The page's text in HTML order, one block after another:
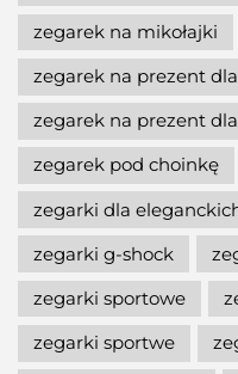
zegarek na mikołajki
zegarek na prezent dla
zegarek na prezent
zegarek pod choinkę
zegarki dla
zegarki g-shock
zegarki sportowe
zegarki sportwe